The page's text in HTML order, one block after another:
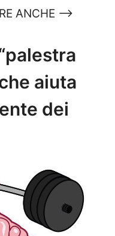
ANCHE —->
aiuta
dei